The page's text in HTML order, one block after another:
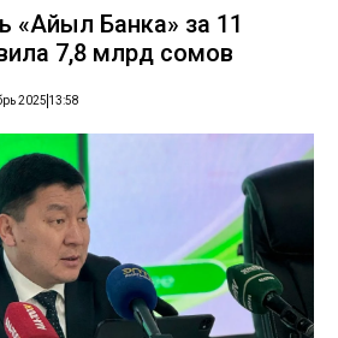
«Айыл Банка» за 11
7,8 млрд сомов
2025 13:58